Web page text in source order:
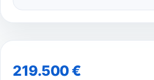
219.500 €